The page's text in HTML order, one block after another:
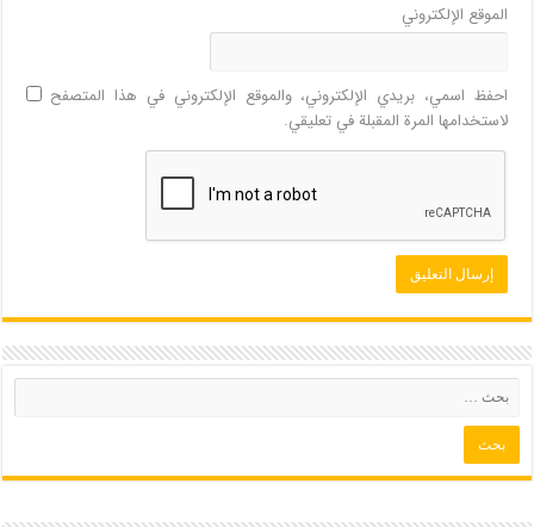
الموقع الإلكتروني
احفظ اسمي، بريدي الإلكتروني، والموقع الإلكتروني في هذا المتصفح
لاستخدامها المرة المقبلة في تعليقي.